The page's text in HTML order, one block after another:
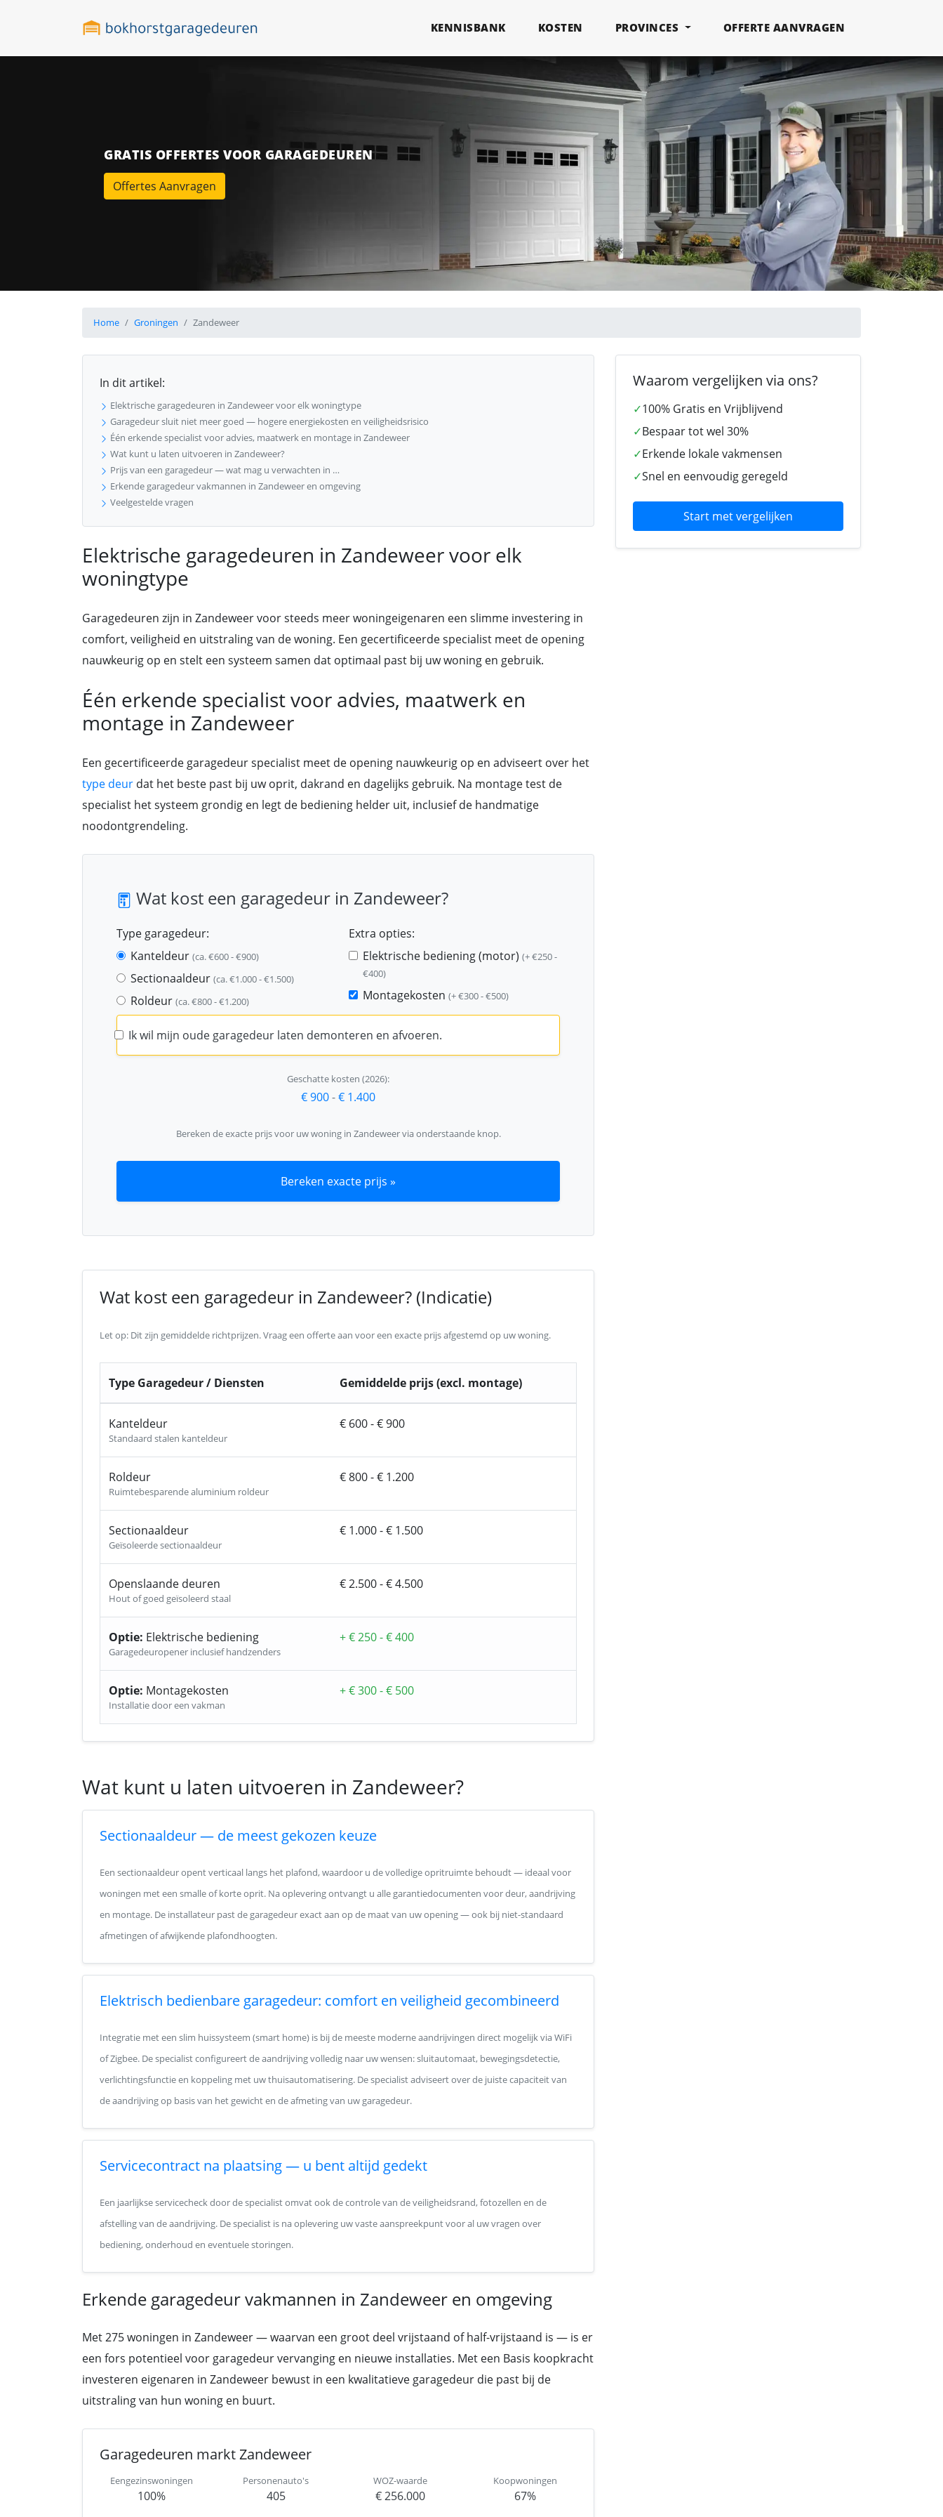
KENNISBANK KOSTEN PROVINCES OFFERTE AANVRAGEN
GRATIS OFFERTES VOOR GARAGEDEUREN
Offertes Aanvragen
Home Groningen Zandeweer
In dit artikel:
Elektrische garagedeuren in Zandeweer voor elk woningtype
Garagedeur sluit niet meer goed — hogere energiekosten en veiligheidsrisico
Één erkende specialist voor advies, maatwerk en montage in Zandeweer
Wat kunt u laten uitvoeren in Zandeweer?
Prijs van een garagedeur — wat mag u verwachten in …
Erkende garagedeur vakmannen in Zandeweer en omgeving
Veelgestelde vragen
Elektrische garagedeuren in Zandeweer voor elk
woningtype
Garagedeuren zijn in Zandeweer voor steeds meer woningeigenaren een slimme investering in
comfort, veiligheid en uitstraling van de woning. Een gecertificeerde specialist meet de opening
nauwkeurig op en stelt een systeem samen dat optimaal past bij uw woning en gebruik.
Één erkende specialist voor advies, maatwerk en
montage in Zandeweer
Een gecertificeerde garagedeur specialist meet de opening nauwkeurig op en adviseert over het
type deur dat het beste past bij uw oprit, dakrand en dagelijks gebruik. Na montage test de
specialist het systeem grondig en legt de bediening helder uit, inclusief de handmatige
noodontgrendeling.
Wat kost een garagedeur in Zandeweer?
Type garagedeur:
Kanteldeur (ca. €600 - €900)
Sectionaaldeur (ca. €1.000 - €1.500)
Roldeur (ca. €800 - €1.200)
Extra opties:
Elektrische bediening (motor) (+ €250 -
€400)
Montagekosten (+ €300 - €500)
Ik wil mijn oude garagedeur laten demonteren en afvoeren.
Geschatte kosten (2026):
€ 900-€ 1.400
Bereken de exacte prijs voor uw woning in Zandeweer via onderstaande knop.
Bereken exacte prijs »
Wat kost een garagedeur in Zandeweer? (Indicatie)
Let op: Dit zijn gemiddelde richtprijzen. Vraag een offerte aan voor een exacte prijs afgestemd op uw woning.
Type Garagedeur / Diensten Gemiddelde prijs (excl. montage)
Kanteldeur
Standaard stalen kanteldeur
€ 600 - € 900
Roldeur
Ruimtebesparende aluminium roldeur
€ 800 - € 1.200
Sectionaaldeur
Geïsoleerde sectionaaldeur
€ 1.000 - € 1.500
Openslaande deuren
Hout of goed geïsoleerd staal
€ 2.500 - € 4.500
Optie: Elektrische bediening
Garagedeuropener inclusief handzenders
+ € 250 - € 400
Optie: Montagekosten
Installatie door een vakman
+ € 300 - € 500
Wat kunt u laten uitvoeren in Zandeweer?
Sectionaaldeur — de meest gekozen keuze
Een sectionaaldeur opent verticaal langs het plafond, waardoor u de volledige opritruimte behoudt — ideaal voor
woningen met een smalle of korte oprit. Na oplevering ontvangt u alle garantiedocumenten voor deur, aandrijving
en montage. De installateur past de garagedeur exact aan op de maat van uw opening — ook bij niet-standaard
afmetingen of afwijkende plafondhoogten.
Elektrisch bedienbare garagedeur: comfort en veiligheid gecombineerd
Integratie met een slim huissysteem (smart home) is bij de meeste moderne aandrijvingen direct mogelijk via WiFi
of Zigbee. De specialist configureert de aandrijving volledig naar uw wensen: sluitautomaat, bewegingsdetectie,
verlichtingsfunctie en koppeling met uw thuisautomatisering. De specialist adviseert over de juiste capaciteit van
de aandrijving op basis van het gewicht en de afmeting van uw garagedeur.
Servicecontract na plaatsing — u bent altijd gedekt
Een jaarlijkse servicecheck door de specialist omvat ook de controle van de veiligheidsrand, fotozellen en de
afstelling van de aandrijving. De specialist is na oplevering uw vaste aanspreekpunt voor al uw vragen over
bediening, onderhoud en eventuele storingen.
Erkende garagedeur vakmannen in Zandeweer en omgeving
Met 275 woningen in Zandeweer — waarvan een groot deel vrijstaand of half-vrijstaand is — is er
een fors potentieel voor garagedeur vervanging en nieuwe installaties. Met een Basis koopkracht
investeren eigenaren in Zandeweer bewust in een kwalitatieve garagedeur die past bij de
uitstraling van hun woning en buurt.
Garagedeuren markt Zandeweer
Eengezinswoningen
100%
Personenauto's
405
WOZ-waarde
€ 256.000
Koopwoningen
67%
Waarom vergelijken via ons?
✓100% Gratis en Vrijblijvend
✓Bespaar tot wel 30%
✓Erkende lokale vakmensen
✓Snel en eenvoudig geregeld
Start met vergelijken